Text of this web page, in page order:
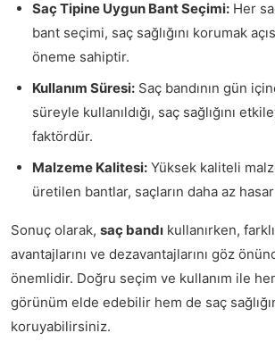
Saç Tipine Uygun Bant Seçimi: Her
bant seçimi, saç sağlığını korumak
öneme sahiptir.
Kullanım Süresi: Saç bandının gün
süreyle kullanıldığı, saç sağlığını
faktördür.
Malzeme Kalitesi: Yüksek kaliteli
üretilen bantlar, saçların daha az
Sonuç olarak, saç bandı kullanırken,
avantajlarını ve dezavantajlarını göz
önemlidir. Doğru seçim ve kullanım ile
görünüm elde edebilir hem de saç
koruyabilirsiniz.